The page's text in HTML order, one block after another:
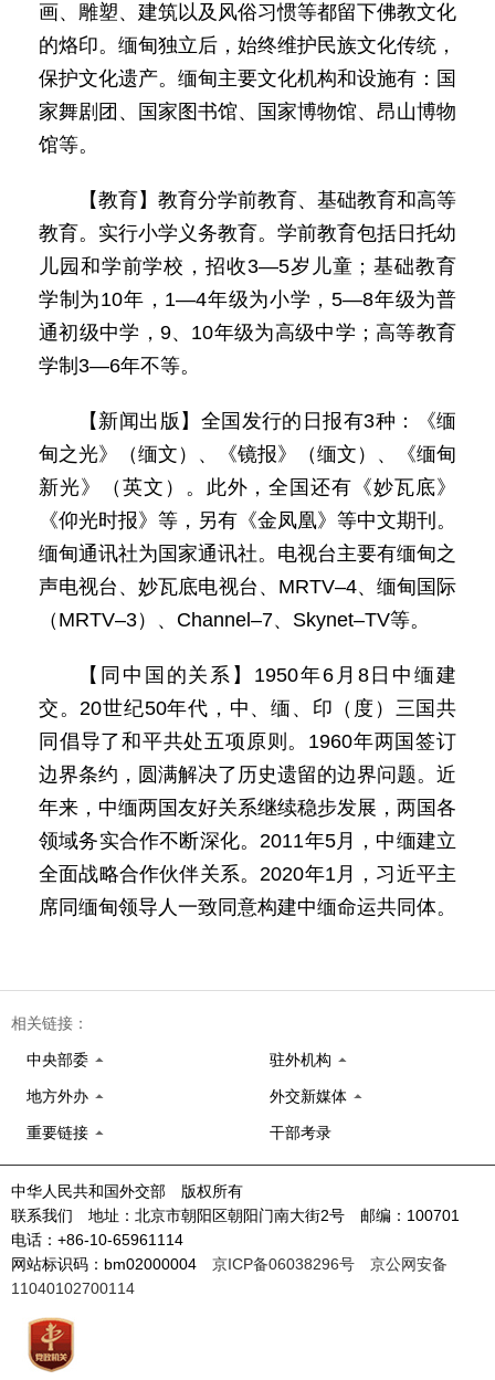
画、雕塑、建筑以及风俗习惯等都留下佛教文化
的烙印。缅甸独立后，始终维护民族文化传统，
保护文化遗产。缅甸主要文化机构和设施有：国
家舞剧团、国家图书馆、国家博物馆、昂山博物
馆等。
【教育】教育分学前教育、基础教育和高等
教育。实行小学义务教育。学前教育包括日托幼
儿园和学前学校，招收3—5岁儿童；基础教育
学制为10年，1—4年级为小学，5—8年级为普
通初级中学，9、10年级为高级中学；高等教育
学制3—6年不等。
【新闻出版】全国发行的日报有3种：《缅
甸之光》（缅文）、《镜报》（缅文）、《缅甸
新光》（英文）。此外，全国还有《妙瓦底》
《仰光时报》等，另有《金凤凰》等中文期刊。
缅甸通讯社为国家通讯社。电视台主要有缅甸之
声电视台、妙瓦底电视台、MRTV–4、缅甸国际
（MRTV–3）、Channel–7、Skynet–TV等。
【同中国的关系】1950年6月8日中缅建
交。20世纪50年代，中、缅、印（度）三国共
同倡导了和平共处五项原则。1960年两国签订
边界条约，圆满解决了历史遗留的边界问题。近
年来，中缅两国友好关系继续稳步发展，两国各
领域务实合作不断深化。2011年5月，中缅建立
全面战略合作伙伴关系。2020年1月，习近平主
席同缅甸领导人一致同意构建中缅命运共同体。
相关链接：
中央部委 驻外机构
地方外办 外交新媒体
重要链接 干部考录
中华人民共和国外交部 版权所有
联系我们 地址：北京市朝阳区朝阳门南大街2号 邮编：100701
电话：+86-10-65961114
网站标识码：bm02000004 京ICP备06038296号
京公网安备
11040102700114